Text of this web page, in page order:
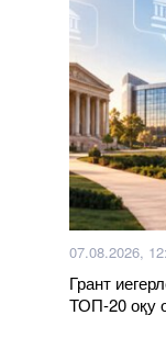
07.08.2026,
Грант
ТОП-20 оқу